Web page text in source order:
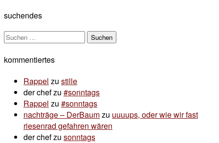
suchendes
Suchen
kommentiertes
Rappel zu stille
der chefzu #sonntags
Rappel zu #sonntags
nachträge – DerBaumzu uuuups, oder wie wir fast
riesenrad gefahren wären
der chefzu sonntags